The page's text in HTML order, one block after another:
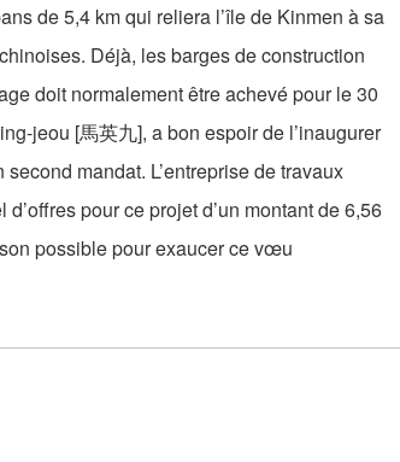
de 5,4 km qui reliera l’île de Kinmen à sa
Déjà, les barges de construction
doit normalement être achevé pour le 30
jeou [馬英九], a bon espoir de l’inaugurer
mandat. L’entreprise de travaux
pour ce projet d’un montant de 6,56
possible pour exaucer ce vœu